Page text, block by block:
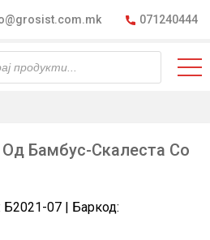
071240444
Бамбус-Скалеста Со
07 | Баркод: